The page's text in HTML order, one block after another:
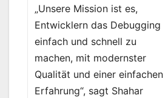
„Unsere Mission ist es,
Entwicklern das Debugging
einfach und schnell zu
machen, mit modernster
Qualität und einer einfachen
Erfahrung“, sagt Shahar